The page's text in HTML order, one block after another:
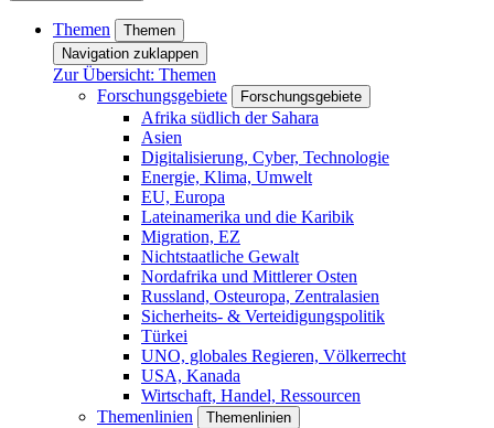
Themen
Themen
Navigation zuklappen
Zur Übersicht: Themen
Forschungsgebiete
Forschungsgebiete
Afrika südlich der Sahara
Asien
Digitalisierung, Cyber, Technologie
Energie, Klima, Umwelt
EU, Europa
Lateinamerika und die Karibik
Migration, EZ
Nichtstaatliche Gewalt
Nordafrika und Mittlerer Osten
Russland, Osteuropa, Zentralasien
Sicherheits- & Verteidigungspolitik
Türkei
UNO, globales Regieren, Völkerrecht
USA, Kanada
Wirtschaft, Handel, Ressourcen
Themenlinien
Themenlinien